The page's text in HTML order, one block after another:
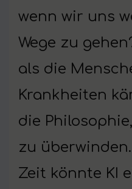
wenn wir uns
Wege zu
als die
Krankheiten
die
zu
Zeit könnte KI